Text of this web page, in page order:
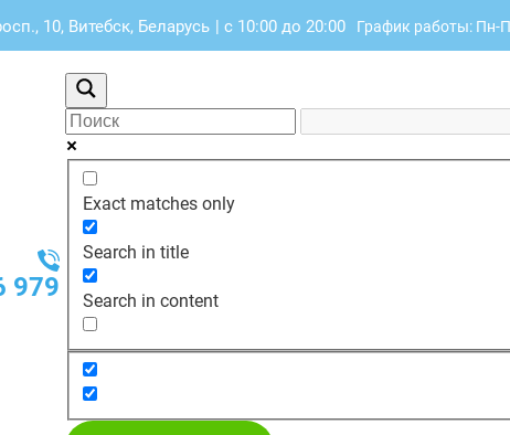
10, Витебск, Беларусь | с 10:00 до 20:00 График работы: Пн-
979
Exact matches only
Search in title
Search in content